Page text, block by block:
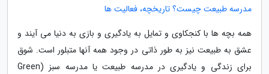
مدرسه طبیعت چیست؟ تاریخچه، فعالیت ها
همه بچه ها با کنجکاوی و تمایل به یادگیری و بازی به دنیا می آیند و
عشق به طبیعت نیز به طور ذاتی در وجود همه آنها متبلور است. شوق
برای زندگی و یادگیری در مدرسه طبیعت یا مدرسه سبز (Green